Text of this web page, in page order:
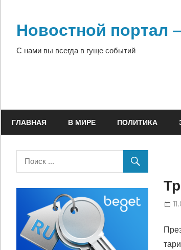
содержимому
Новостной портал
С нами вы всегда в гуще событий
ГЛАВНАЯ В МИРЕ ПОЛИТИКА